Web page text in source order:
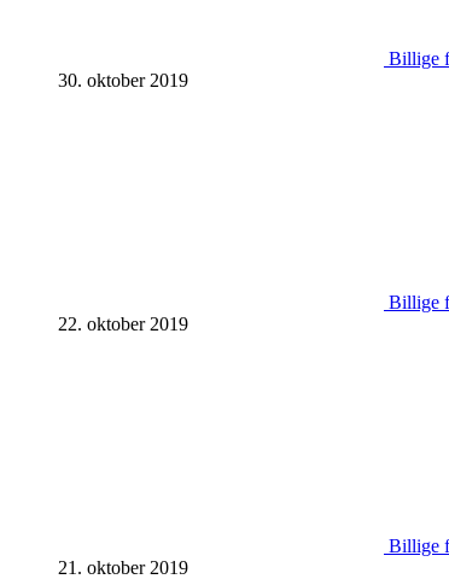
Billige
30. oktober 2019
Billige
22. oktober 2019
Billige
21. oktober 2019